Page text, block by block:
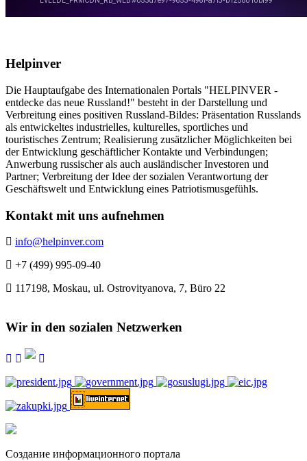
Helpinver
Die Hauptaufgabe des Internationalen Portals "HELPINVER -
entdecke das neue Russland!" besteht in der Darstellung und
Verbreitung eines positiven Russland-Bildes: Präsentation Russlands
als entwickeltes industrielles, kulturelles, sportliches und
touristisches Zentrum; Realisierung zusätzlicher Möglichkeiten bei
der Entwicklung geschäftlicher Kontakte und Verbindungen;
Anwerbung russischer als auch ausländischer Investoren und
Partner; Verbreitung der Idee der sozialen Verantwortung der
Geschäftswelt und Entwicklung eines Patriotismusgefühls.
Kontakt mit uns aufnehmen
info@helpinver.com
+7 (499) 995-09-40
117198, Moskau, ul. Ostrovityanova, 7, Büro 22
Wir in den sozialen Netzwerken
Создание информационного портала